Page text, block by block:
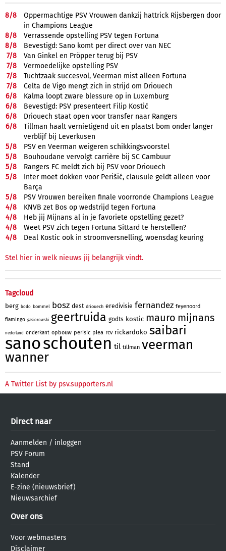
8/8
Oppermachtige PSV Vrouwen dankzij hattrick Rijsbergen door
in Champions League
8/8
Verrassende opstelling PSV tegen Fortuna
8/8
Bevestigd: Sano komt per direct over van NEC
7/8
Van Ginkel en Pröpper terug bij PSV
7/8
Vermoedelijke opstelling PSV
7/8
Tuchtzaak succesvol, Veerman mist alleen Fortuna
7/8
Celta de Vigo mengt zich in strijd om Driouech
6/8
Kalma loopt zware blessure op in Luxemburg
6/8
Bevestigd: PSV presenteert Filip Kostić
6/8
Driouech staat open voor transfer naar Rangers
6/8
Tillman haalt vernietigend uit en plaatst bom onder langer
verblijf bij Leverkusen
5/8
PSV en Veerman weigeren schikkingsvoorstel
5/8
Bouhoudane vervolgt carrière bij SC Cambuur
5/8
Rangers FC meldt zich bij PSV voor Driouech
5/8
Inter moet dokken voor Perišić, clausule geldt alleen voor
Barça
5/8
PSV Vrouwen bereiken finale voorronde Champions League
4/8
KNVB zet Bos op wedstrijd tegen Fortuna
4/8
Heb jij Mijnans al in je favoriete opstelling gezet?
4/8
Weet PSV zich tegen Fortuna Sittard te herstellen?
4/8 Deal Kostic ook in stroomversnelling, woensdag keuring
Stel hier in welk nieuws jij belangrijk vindt.
Tagcloud
berg bodo bommel bosz dest driouech eredivisie fernandez feyenoord
flamingo gasiorowski geertruida godts kostic mauro mijnans
nederland onderkant opbouw perisic plea rcv rickardoko saibari
sanoschouten til tillman veerman
wanner
A Twitter List by psv.supporters.nl
Direct naar
Aanmelden / inloggen
PSV Forum
Stand
Kalender
E-zine (nieuwsbrief)
Nieuwsarchief
Over ons
Voor webmasters
Disclaimer